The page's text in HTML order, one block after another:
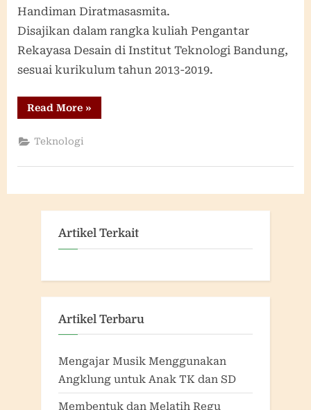
Handiman Diratmasasmita.
Disajikan dalam rangka kuliah Pengantar
Rekayasa Desain di Institut Teknologi Bandung,
sesuai kurikulum tahun 2013-2019.
Read More“Pembuatan
Angklung
Pak
Handiman”
»
Teknologi
Artikel Terkait
Artikel Terbaru
Mengajar Musik Menggunakan
Angklung untuk Anak TK dan SD
Membentuk dan Melatih Regu